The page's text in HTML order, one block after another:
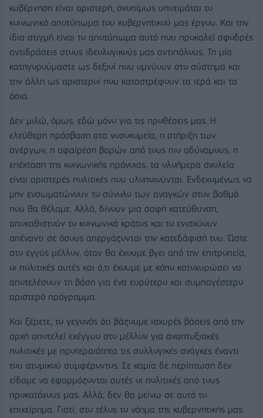
κυβέρνηση είναι αριστερή, σκοπίμως υποτιμάται το
κοινωνικό αποτύπωμα του κυβερνητικού μας έργου. Και την
ίδια στιγμή είναι το αποτύπωμα αυτό που προκαλεί σφοδρές
αντιδράσεις στους ιδεολογικούς μας αντιπάλους. Τη μία
κατηγορούμαστε ως δεξιοί που ομνύουν στο σύστημα και
την άλλη ως αριστεροί που καταστρέφουν τα ιερά και τα
όσια.
Δεν μιλώ, όμως, εδώ μόνο για τις προθέσεις μας. Η
ελεύθερη πρόσβαση στα νοσοκομεία, η στήριξη των
ανέργων, η αφαίρεση βαρών από τους πιο αδύναμους, η
επέκταση της κοινωνικής πρόνοιας, τα ολοήμερα σχολεία
είναι αριστερές πολιτικές που υλοποιούνται. Ενδεχομένως να
μην ενσωματώνουν το σύνολο των αναγκών στον βαθμό
που θα θέλαμε. Αλλά, δίνουν μια σαφή κατεύθυνση,
αποκαθιστούν το κοινωνικό κράτος και το ενισχύουν
απέναντι σε όσους απεργάζονται την κατεδάφισή του. Ώστε
στο εγγύς μέλλον, όταν θα έχουμε βγει από την επιτροπεία,
οι πολιτικές αυτές και ό,τι έχουμε με κόπο κατοχυρώσει να
αποτελέσουν τη βάση για ένα ευρύτερο και συμπαγέστερο
αριστερό πρόγραμμα.
Και ξέρετε, το γεγονός ότι βάζουμε ισχυρές βάσεις από την
αρχή αποτελεί εχέγγυο στο μέλλον για αναπτυξιακές
πολιτικές με προτεραιότητα τις συλλογικές ανάγκες έναντι
του ατομικού συμφέροντος. Σε καμία δε περίπτωση δεν
είδαμε να εφαρμόζονται αυτές οι πολιτικές από τους
προκατόχους μας. Αλλά, δεν θα μείνω σε αυτό το
επιχείρημα. Γιατί, στο τέλος το νόημα της κυβερνητικής μας